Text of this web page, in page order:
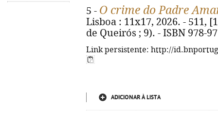
5 - O crime do Padre
Lisboa : 11x17, 2026. - 511,
de Queirós ; 9). - ISBN 978-
Link persistente: http://
ADICIONAR À LISTA